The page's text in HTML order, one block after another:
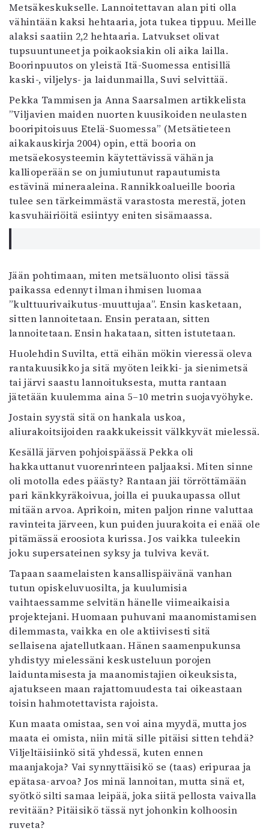
Metsäkeskukselle. Lannoitettavan alan piti olla
vähintään kaksi hehtaaria, jota tukea tippuu. Meille
alaksi saatiin 2,2 hehtaaria. Latvukset olivat
tupsuuntuneet ja poikaoksiakin oli aika lailla.
Boorinpuutos on yleistä Itä-Suomessa entisillä
kaski-, viljelys- ja laidunmailla, Suvi selvittää.
Pekka Tammisen ja Anna Saarsalmen artikkelista
”Viljavien maiden nuorten kuusikoiden neulasten
booripitoisuus Etelä-Suomessa” (Metsätieteen
aikakauskirja 2004) opin, että booria on
metsäekosysteemin käytettävissä vähän ja
kallioperään se on jumiutunut rapautumista
estävinä mineraaleina. Rannikkoalueille booria
tulee sen tärkeimmästä varastosta merestä, joten
kasvuhäiriöitä esiintyy eniten sisämaassa.
Jään pohtimaan, miten metsäluonto olisi tässä
paikassa edennyt ilman ihmisen luomaa
”kulttuurivaikutus-muuttujaa”. Ensin kasketaan,
sitten lannoitetaan. Ensin perataan, sitten
lannoitetaan. Ensin hakataan, sitten istutetaan.
Huolehdin Suvilta, että eihän mökin vieressä oleva
rantakuusikko ja sitä myöten leikki- ja sienimetsä
tai järvi saastu lannoituksesta, mutta rantaan
jätetään kuulemma aina 5–10 metrin suojavyöhyke.
Jostain syystä sitä on hankala uskoa,
aliurakoitsijoiden raakkukeissit välkkyvät mielessä.
Kesällä järven pohjoispäässä Pekka oli
hakkauttanut vuorenrinteen paljaaksi. Miten sinne
oli motolla edes päästy? Rantaan jäi törröttämään
pari känkkyräkoivua, joilla ei puukaupassa ollut
mitään arvoa. Aprikoin, miten paljon rinne valuttaa
ravinteita järveen, kun puiden juurakoita ei enää ole
pitämässä eroosiota kurissa. Jos vaikka tuleekin
joku supersateinen syksy ja tulviva kevät.
Tapaan saamelaisten kansallispäivänä vanhan
tutun opiskeluvuosilta, ja kuulumisia
vaihtaessamme selvitän hänelle viimeaikaisia
projektejani. Huomaan puhuvani maanomistamisen
dilemmasta, vaikka en ole aktiivisesti sitä
sellaisena ajatellutkaan. Hänen saamenpukunsa
yhdistyy mielessäni keskusteluun porojen
laiduntamisesta ja maanomistajien oikeuksista,
ajatukseen maan rajattomuudesta tai oikeastaan
toisin hahmotettavista rajoista.
Kun maata omistaa, sen voi aina myydä, mutta jos
maata ei omista, niin mitä sille pitäisi sitten tehdä?
Viljeltäisiinkö sitä yhdessä, kuten ennen
maanjakoja? Vai synnyttäisikö se (taas) eripuraa ja
epätasa-arvoa? Jos minä lannoitan, mutta sinä et,
syötkö silti samaa leipää, joka siitä pellosta vaivalla
revitään? Pitäisikö tässä nyt johonkin kolhoosin
ruveta?